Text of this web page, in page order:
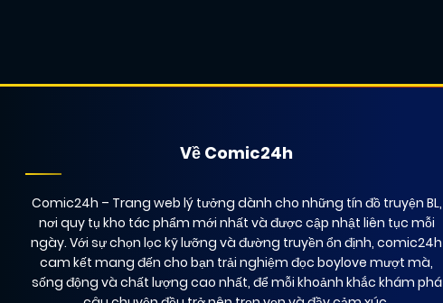
Về Comic24h
Comic24h – Trang web lý tưởng dành cho những tín đồ truyện BL,
nơi quy tụ kho tác phẩm mới nhất và được cập nhật liên tục mỗi
ngày. Với sự chọn lọc kỹ lưỡng và đường truyền ổn định, comic24h
cam kết mang đến cho bạn trải nghiệm đọc boylove mượt mà,
sống động và chất lượng cao nhất, để mỗi khoảnh khắc khám phá